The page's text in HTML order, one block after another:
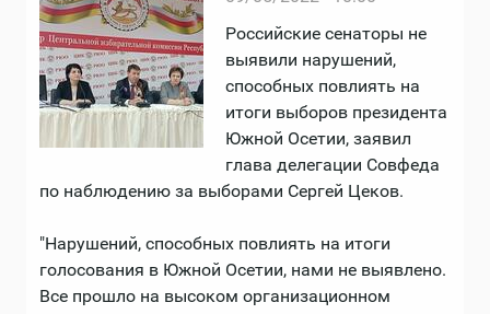
Российские сенаторы не
выявили нарушений,
способных повлиять на
итоги выборов президента
Южной Осетии, заявил
глава делегации Совфеда
по наблюдению за выборами Сергей Цеков.
"Нарушений, способных повлиять на итоги
голосования в Южной Осетии, нами не выявлено.
Все прошло на высоком организационном